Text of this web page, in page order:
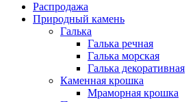
Распродажа
Природный камень
Галька
Галька речная
Галька морская
Галька декоративная
Каменная крошка
Мраморная крошка